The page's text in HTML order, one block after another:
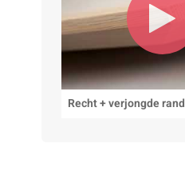
Recht + verjongde rand